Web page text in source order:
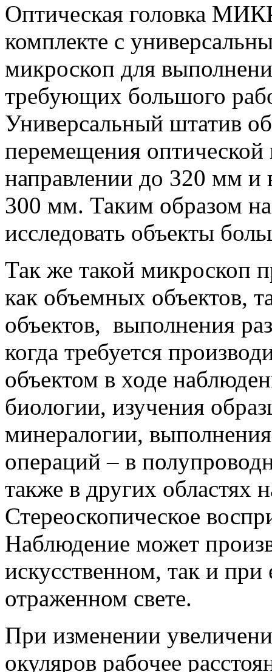
Оптическая головка
комплекте с
микроскоп для
требующих большого
Универсальный штатив
перемещения оптической
направлении до 320 мм и
300 мм. Таким образом
исследовать объекты
Так же такой микроскоп
как объемных объектов,
объектов, выполнения
когда требуется
объектом в ходе
биологии, изучения
минералогии,
операций – в
также в других областях
Стереоскопическое
Наблюдение может
искусственном, так и
отраженном свете.
При изменении
окуляров рабочее